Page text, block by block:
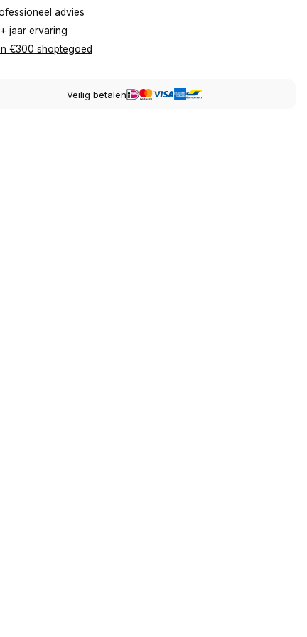
advies
jaar ervaring
€300 shoptegoed
Veilig betalen